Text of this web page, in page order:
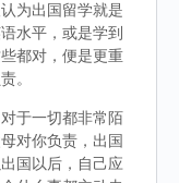
为出国留学就是
水平，或是学到
都对，便是更重
。
于一切都非常陌
对你负责，出国
国以后，自己应